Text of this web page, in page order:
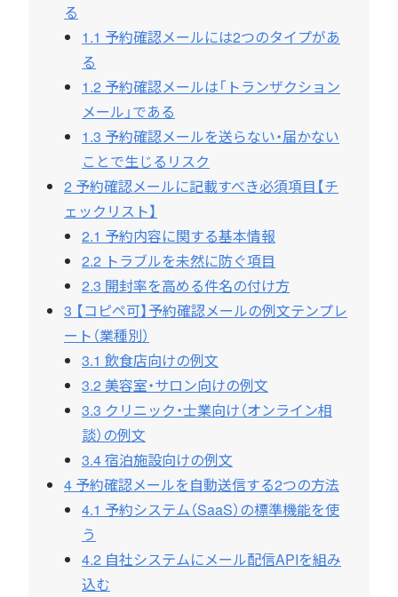
る
1.1 予約確認メールには2つのタイプがあ
る
1.2 予約確認メールは「トランザクション
メール」である
1.3 予約確認メールを送らない・届かない
ことで生じるリスク
2 予約確認メールに記載すべき必須項目【チ
ェックリスト】
2.1 予約内容に関する基本情報
2.2 トラブルを未然に防ぐ項目
2.3 開封率を高める件名の付け方
3 【コピペ可】予約確認メールの例文テンプレ
ート（業種別）
3.1 飲食店向けの例文
3.2 美容室・サロン向けの例文
3.3 クリニック・士業向け（オンライン相
談）の例文
3.4宿泊施設向けの例文
4 予約確認メールを自動送信する2つの方法
4.1 予約システム（SaaS）の標準機能を使
う
4.2 自社システムにメール配信APIを組み
込む